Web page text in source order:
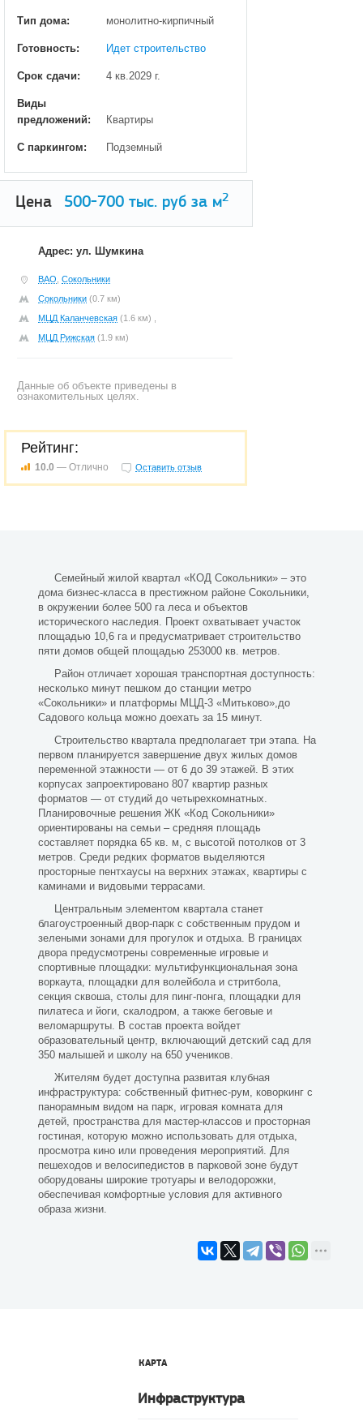
Тип дома: монолитно-кирпичный
Готовность: Идет строительство
Срок сдачи: 4 кв.2029 г.
Виды
предложений:
Квартиры
С паркингом: Подземный
Цена 500-700 тыс. руб за м2
Адрес: ул. Шумкина
ВАО Сокольники
Сокольники (0.7 км)
МЦД Каланчевская (1.6 км) ,
МЦД Рижская (1.9 км)
Данные об объекте приведены в
ознакомительных целях.
Рейтинг:
10.0 — Отлично Оставить отзыв
Семейный жилой квартал «КОД Сокольники» – это
дома бизнес-класса в престижном районе Сокольники,
в окружении более 500 га леса и объектов
исторического наследия. Проект охватывает участок
площадью 10,6 га и предусматривает строительство
пяти домов общей площадью 253000 кв. метров.
Район отличает хорошая транспортная доступность:
несколько минут пешком до станции метро
«Сокольники» и платформы МЦД-3 «Митьково»,до
Садового кольца можно доехать за 15 минут.
Строительство квартала предполагает три этапа. На
первом планируется завершение двух жилых домов
переменной этажности — от 6 до 39 этажей. В этих
корпусах запроектировано 807 квартир разных
форматов — от студий до четырехкомнатных.
Планировочные решения ЖК «Код Сокольники»
ориентированы на семьи – средняя площадь
составляет порядка 65 кв. м, с высотой потолков от 3
метров. Среди редких форматов выделяются
просторные пентхаусы на верхних этажах, квартиры с
каминами и видовыми террасами.
Центральным элементом квартала станет
благоустроенный двор-парк с собственным прудом и
зелеными зонами для прогулок и отдыха. В границах
двора предусмотрены современные игровые и
спортивные площадки: мультифункциональная зона
воркаута, площадки для волейбола и стритбола,
секция сквоша, столы для пинг-понга, площадки для
пилатеса и йоги, скалодром, а также беговые и
веломаршруты. В состав проекта войдет
образовательный центр, включающий детский сад для
350 малышей и школу на 650 учеников.
Жителям будет доступна развитая клубная
инфраструктура: собственный фитнес-рум, коворкинг с
панорамным видом на парк, игровая комната для
детей, пространства для мастер-классов и просторная
гостиная, которую можно использовать для отдыха,
просмотра кино или проведения мероприятий. Для
пешеходов и велосипедистов в парковой зоне будут
оборудованы широкие тротуары и велодорожки,
обеспечивая комфортные условия для активного
образа жизни.
КАРТА
Инфраструктура